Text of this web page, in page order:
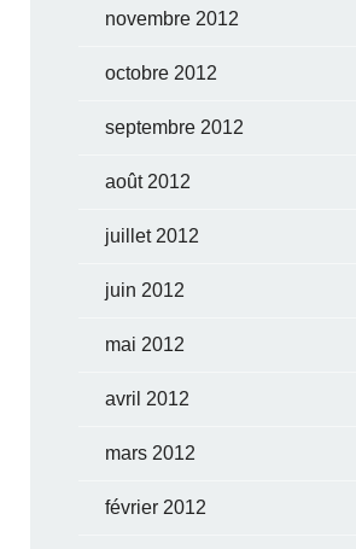
novembre 2012
octobre 2012
septembre 2012
août 2012
juillet 2012
juin 2012
mai 2012
avril 2012
mars 2012
février 2012